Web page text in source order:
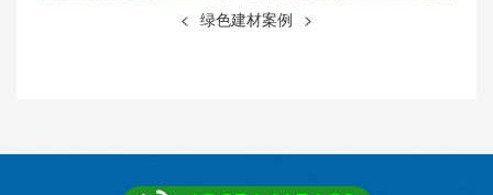
< 绿色建材案例 >